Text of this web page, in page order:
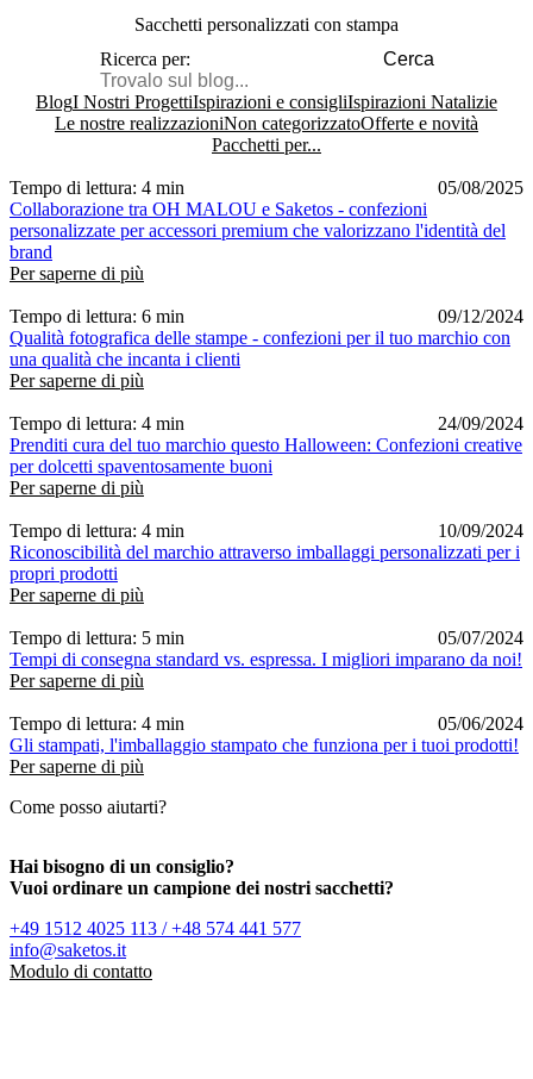
Sacchetti personalizzati con stampa
Ricerca per:
Cerca
BlogI Nostri ProgettiIspirazioni e consigliIspirazioni Natalizie
Le nostre realizzazioniNon categorizzatoOfferte e novità
Pacchetti per...
Tempo di lettura: 4 min
05/08/2025
Collaborazione tra OH MALOU e Saketos - confezioni
personalizzate per accessori premium che valorizzano l'identità del
brand
Per saperne di più
Tempo di lettura: 6 min
09/12/2024
Qualità fotografica delle stampe - confezioni per il tuo marchio con
una qualità che incanta i clienti
Per saperne di più
Tempo di lettura: 4 min
24/09/2024
Prenditi cura del tuo marchio questo Halloween: Confezioni creative
per dolcetti spaventosamente buoni
Per saperne di più
Tempo di lettura: 4 min
10/09/2024
Riconoscibilità del marchio attraverso imballaggi personalizzati per i
propri prodotti
Per saperne di più
Tempo di lettura: 5 min
05/07/2024
Tempi di consegna standard vs. espressa. I migliori imparano da noi!
Per saperne di più
Tempo di lettura: 4 min
05/06/2024
Gli stampati, l'imballaggio stampato che funziona per i tuoi prodotti!
Per saperne di più
Come posso aiutarti?
Hai bisogno di un consiglio?
Vuoi ordinare un campione dei nostri sacchetti?
+49 1512 4025 113 / +48 574 441 577
info@saketos.it
Modulo di contatto